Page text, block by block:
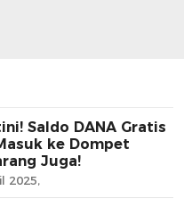
Saldo DANA Gratis
ke Dompet
Juga!
2025,